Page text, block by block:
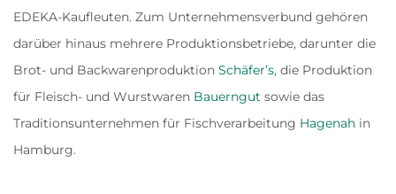
EDEKA-Kaufleuten. Zum Unternehmensverbund gehören
darüber hinaus mehrere Produktionsbetriebe, darunter die
Brot- und Backwarenproduktion Schäfer’s, die Produktion
für Fleisch- und Wurstwaren Bauerngut sowie das
Traditionsunternehmen für Fischverarbeitung Hagenah in
Hamburg.